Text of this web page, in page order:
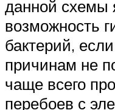
данной схемы
возможность
бактерий,
причинам не
чаще всего
перебоев с